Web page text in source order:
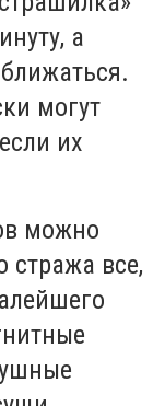
а
могут
их
можно
стража все,